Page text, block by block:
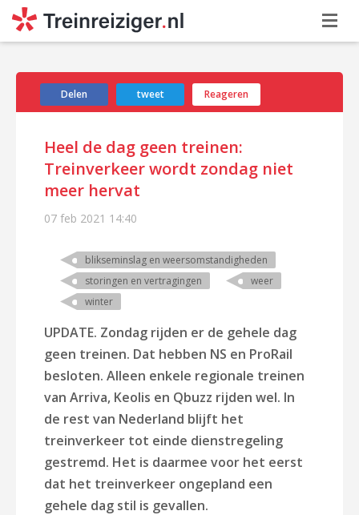
Delen tweet Reageren
Heel de dag geen treinen:
Treinverkeer wordt zondag niet
meer hervat
07 feb 2021 14:40
blikseminslag en weersomstandigheden
storingen en vertragingen
weer
winter
UPDATE. Zondag rijden er de gehele dag
geen treinen. Dat hebben NS en ProRail
besloten. Alleen enkele regionale treinen
van Arriva, Keolis en Qbuzz rijden wel. In
de rest van Nederland blijft het
treinverkeer tot einde dienstregeling
gestremd. Het is daarmee voor het eerst
dat het treinverkeer ongepland een
gehele dag stil is gevallen.